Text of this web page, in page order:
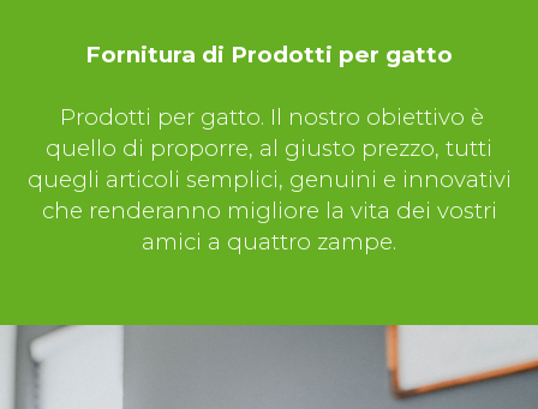
Fornitura di Prodotti per gatto
Prodotti per gatto. Il nostro obiettivo è
quello di proporre, al giusto prezzo, tutti
quegli articoli semplici, genuini e innovativi
che renderanno migliore la vita dei vostri
amici a quattro zampe.